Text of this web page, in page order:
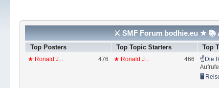
⚔ SMF Forum bodhie.eu ★ 📚
Top Posters Top Topic Starters Top
★ Ronald J... 476 ★ Ronald J... 466
☝Die
Aufrufe
🖥